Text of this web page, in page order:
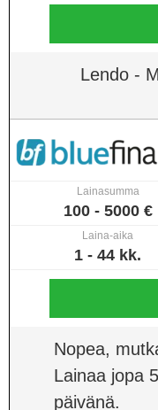
Lendo -
Lainasumma
100 - 5000 €
Laina-aika
1 - 44 kk.
Nopea,
Lainaa jopa
päivänä.